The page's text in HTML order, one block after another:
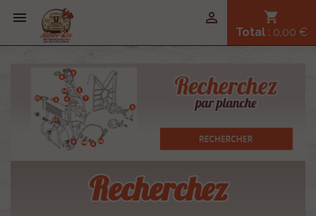
 shopping_cart
Total : 0,00 €

Recherchez